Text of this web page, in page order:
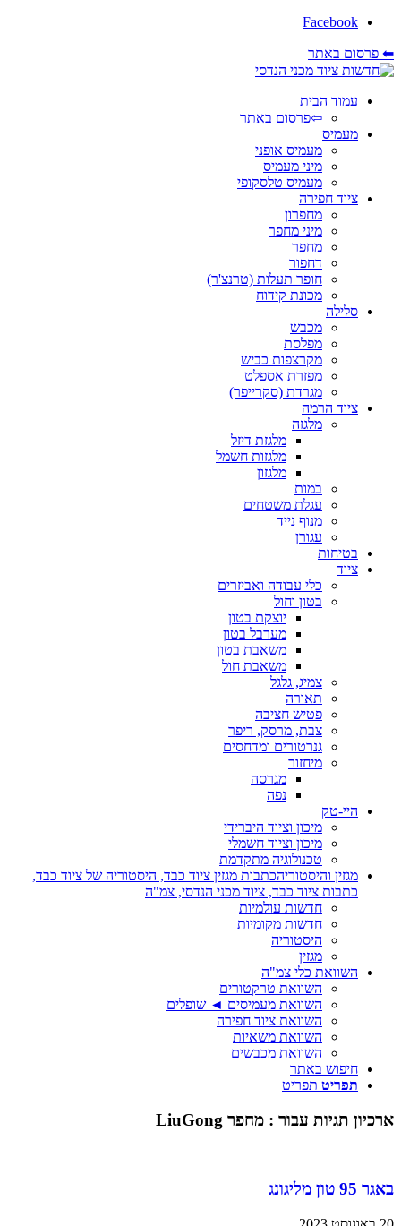
Facebook
⬅ פרסום באתר
עמוד הבית
⇦פרסום באתר
מעמיס
מעמיס אופני
מיני מעמיס
מעמיס טלסקופי
ציוד חפירה
מחפרון
מיני מחפר
מחפר
דחפור
חופר תעלות (טרנצ'ר)
מכונת קידוח
סלילה
מכבש
מפלסת
מקרצפות כביש
מפזרת אספלט
מגרדת (סקרייפר)
ציוד הרמה
מלגזה
מלגזת דיזל
מלגזות חשמל
מלגזון
במות
עגלת משטחים
מנוף נייד
עגורן
בטיחות
ציוד
כלי עבודה ואביזרים
בטון וחול
יוצקת בטון
מערבל בטון
משאבת בטון
משאבת חול
צמיג, גלגל
תאורה
פטיש חציבה
צבת, מרסק, ריפר
גנרטורים ומדחסים
מיחזור
מגרסה
נפה
היי-טק
מיכון וציוד היברידי
מיכון וציוד חשמלי
טכנולוגיה מתקדמת
מגזין והיסטוריהכתבות מגזין ציוד כבד, היסטוריה של ציוד כבד,
כתבות ציוד כבד, ציוד מכני הנדסי, צמ"ה
חדשות עולמיות
חדשות מקומיות
היסטוריה
מגזין
השוואת כלי צמ"ה
השוואת טרקטורים
השוואת מעמיסים ◄ שופלים
השוואת ציוד חפירה
השוואת משאיות
השוואת מכבשים
חיפוש באתר
תפריט תפריט
ארכיון תגיות עבור : מחפר LiuGong
באגר 95 טון מליגונג